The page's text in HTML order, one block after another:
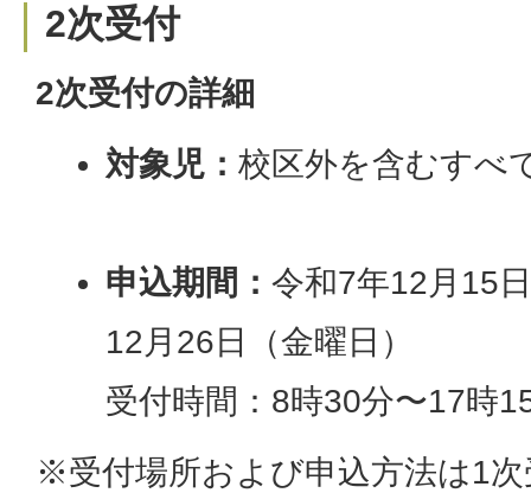
2次受付
2次受付の詳細
対象児：校区外を含むすべ
申込期間：令和7年12月15
12月26日（金曜日）
受付時間：8時30分〜17時
※受付場所および申込方法は1